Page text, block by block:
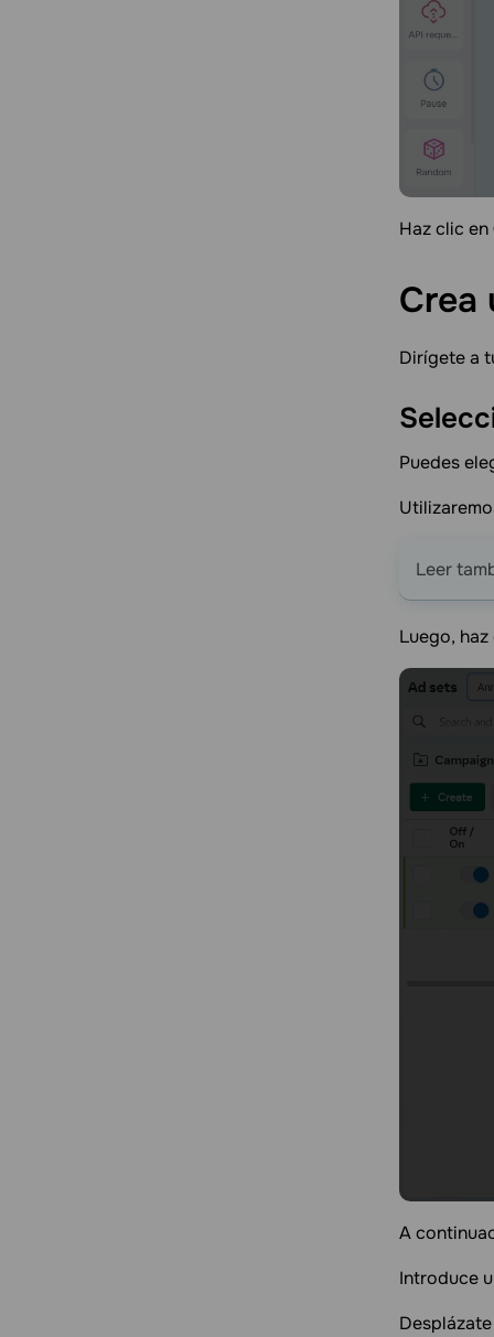
Haz clic en
Crea
Dirígete a
Puedes
Leer
Luego,
A
Introduce